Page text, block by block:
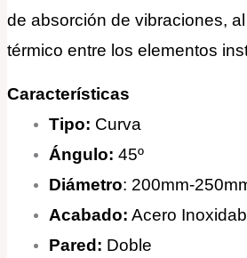
de absorción de vibraciones,
térmico entre los elementos
Características
Tipo: Curva
Ángulo: 45º
Diámetro: 200mm-
Acabado: Acero
Pared: Doble